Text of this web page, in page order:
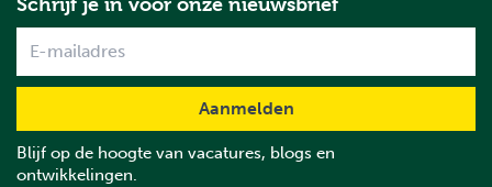
Blijf op de hoogte van vacatures, blogs en
ontwikkelingen.